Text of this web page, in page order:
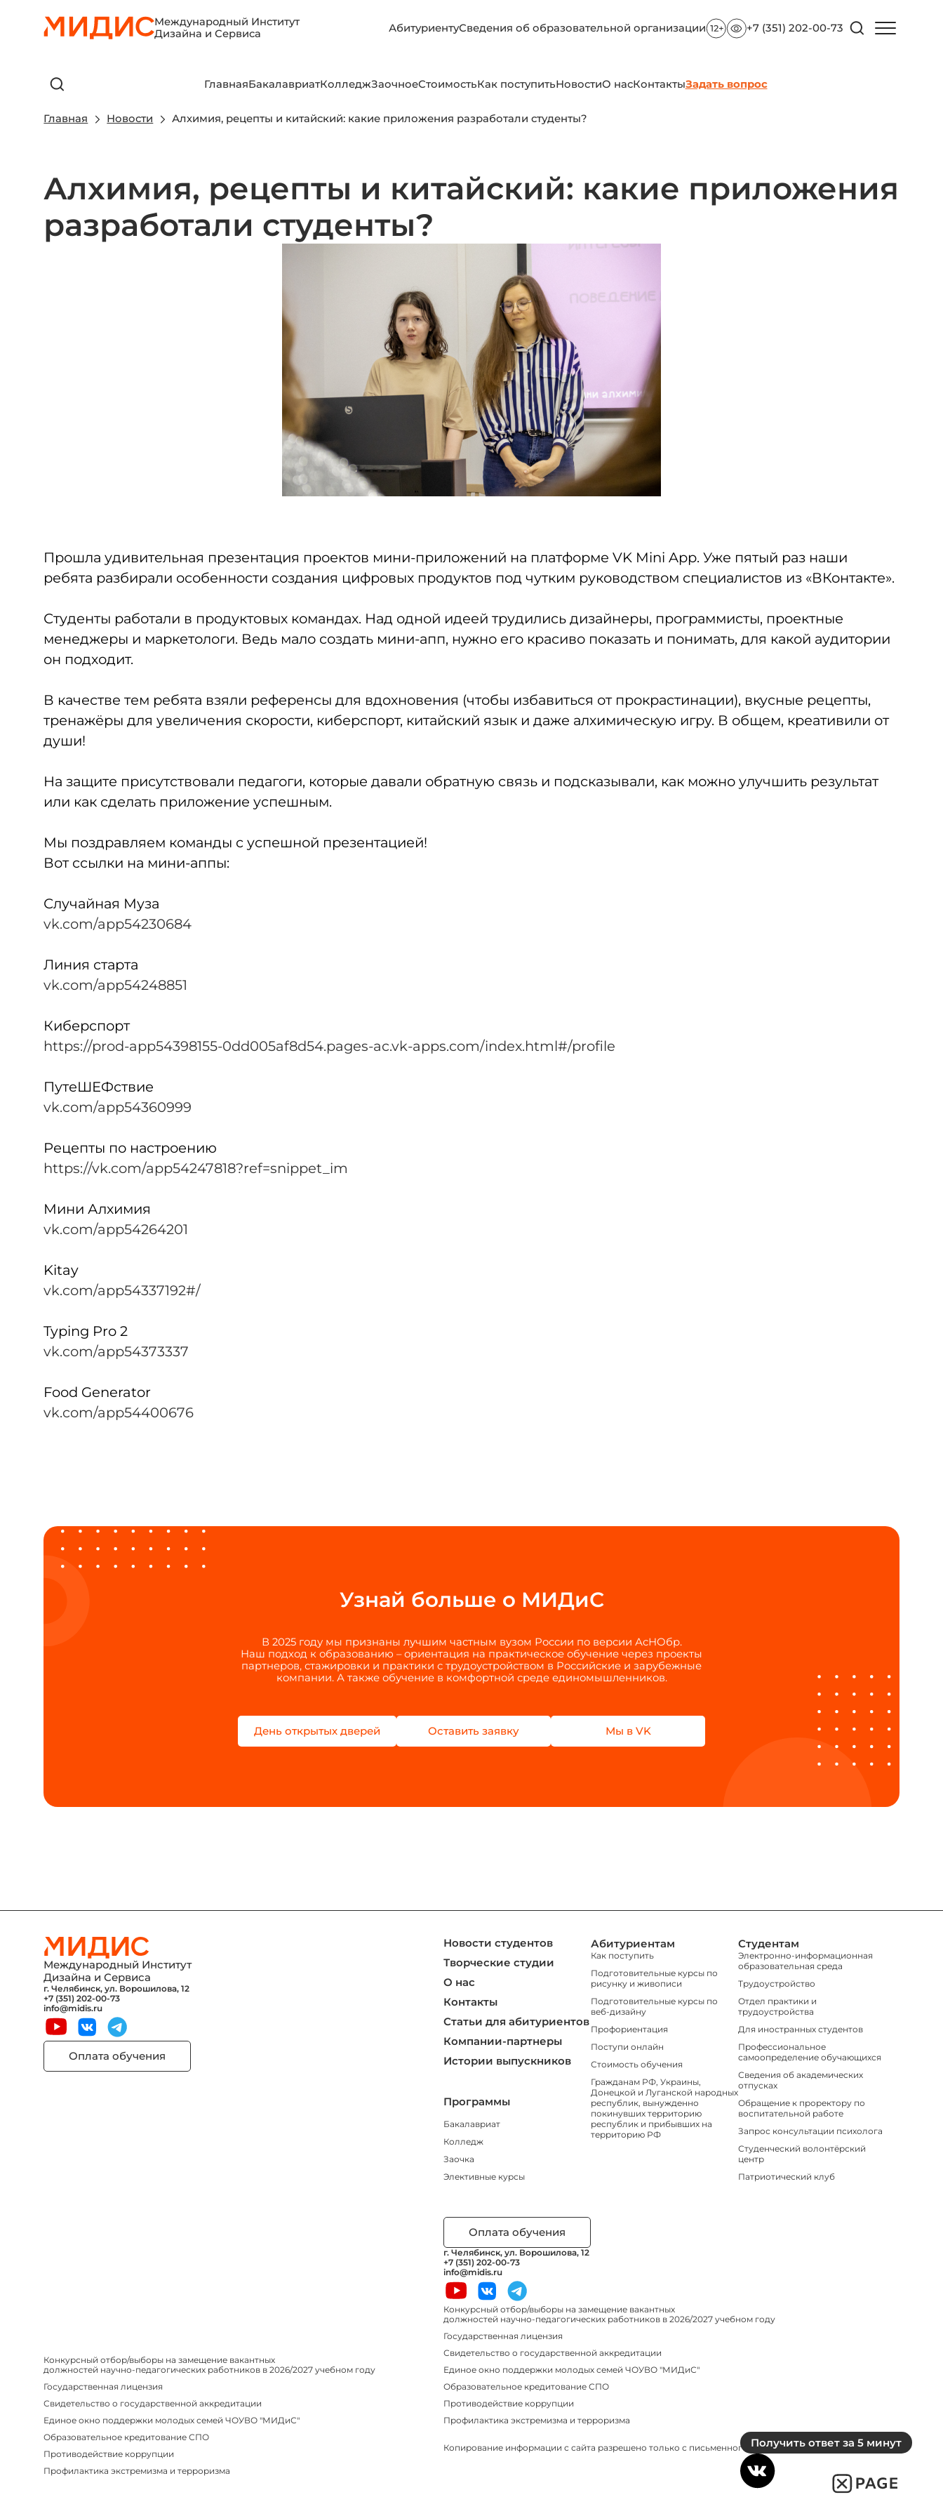
Международный Институт
Дизайна и Сервиса
АбитуриентуСведения об образовательной организации +7 (351) 202-00-73
ГлавнаяБакалавриатКолледжЗаочноеСтоимостьКак поступитьНовостиО насКонтактыЗадать вопрос
Получить ответ за 5 минут
Главная Новости Алхимия, рецепты и китайский: какие приложения разработали студенты?
Алхимия, рецепты и китайский: какие приложения
разработали студенты?
Прошла удивительная презентация проектов мини-приложений на платформе VK Mini App. Уже пятый раз наши
ребята разбирали особенности создания цифровых продуктов под чутким руководством специалистов из «ВКонтакте».
Студенты работали в продуктовых командах. Над одной идеей трудились дизайнеры, программисты, проектные
менеджеры и маркетологи. Ведь мало создать мини-апп, нужно его красиво показать и понимать, для какой аудитории
он подходит.
В качестве тем ребята взяли референсы для вдохновения (чтобы избавиться от прокрастинации), вкусные рецепты,
тренажёры для увеличения скорости, киберспорт, китайский язык и даже алхимическую игру. В общем, креативили от
души!
На защите присутствовали педагоги, которые давали обратную связь и подсказывали, как можно улучшить результат
или как сделать приложение успешным.
Мы поздравляем команды с успешной презентацией!
Вот ссылки на мини-аппы:
Случайная Муза
vk.com/app54230684
Линия старта
vk.com/app54248851
Киберспорт
https://prod-app54398155-0dd005af8d54.pages-ac.vk-apps.com/index.html#/profile
ПутеШЕФствие
vk.com/app54360999
Рецепты по настроению
https://vk.com/app54247818?ref=snippet_im
Мини Алхимия
vk.com/app54264201
Kitay
vk.com/app54337192#/
Typing Pro 2
vk.com/app54373337
Food Generator
vk.com/app54400676
Узнай больше о МИДиС
В 2025 году мы признаны лучшим частным вузом России по версии АсНОбр.
Наш подход к образованию – ориентация на практическое обучение через проекты
партнеров, стажировки и практики с трудоустройством в Российские и зарубежные
компании. А также обучение в комфортной среде единомышленников.
День открытых дверей Оставить заявку Мы в VK
Международный Институт
Дизайна и Сервиса
г. Челябинск, ул. Ворошилова, 12
+7 (351) 202-00-73
info@midis.ru
Оплата обучения
Конкурсный отбор/выборы на замещение вакантных
должностей научно-педагогических работников в 2026/2027 учебном году
Государственная лицензия
Свидетельство о государственной аккредитации
Единое окно поддержки молодых семей ЧОУВО "МИДиС"
Образовательное кредитование СПО
Противодействие коррупции
Профилактика экстремизма и терроризма
Новости студентов
Творческие студии
О нас
Контакты
Статьи для абитуриентов
Компании-партнеры
Истории выпускников
Программы
Бакалавриат
Колледж
Заочка
Элективные курсы
Абитуриентам
Как поступить
Подготовительные курсы по
рисунку и живописи
Подготовительные курсы по
веб-дизайну
Профориентация
Поступи онлайн
Стоимость обучения
Гражданам РФ, Украины,
Донецкой и Луганской народных
республик, вынужденно
покинувших территорию
республик и прибывших на
территорию РФ
Студентам
Электронно-информационная
образовательная среда
Трудоустройство
Отдел практики и
трудоустройства
Для иностранных студентов
Профессиональное
самоопределение обучающихся
Сведения об академических
отпусках
Обращение к проректору по
воспитательной работе
Запрос консультации психолога
Студенческий волонтёрский
центр
Патриотический клуб
Оплата обучения
г. Челябинск, ул. Ворошилова, 12
+7 (351) 202-00-73
info@midis.ru
Конкурсный отбор/выборы на замещение вакантных
должностей научно-педагогических работников в 2026/2027 учебном году
Государственная лицензия
Свидетельство о государственной аккредитации
Единое окно поддержки молодых семей ЧОУВО "МИДиС"
Образовательное кредитование СПО
Противодействие коррупции
Профилактика экстремизма и терроризма
Копирование информации с сайта разрешено только с письменного согласия администрации сайта